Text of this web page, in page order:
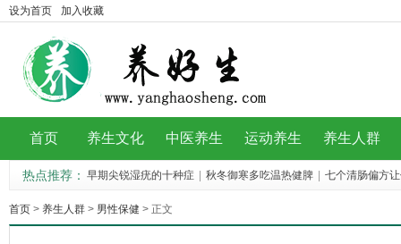
设为首页 加入收藏
首页 养生文化 中医养生 运动养生 养生人群
热点推荐： 早期尖锐湿疣的十种症 秋冬御寒多吃温热健脾
七个清肠偏方
首页 > 养生人群 > 男性保健 > 正文